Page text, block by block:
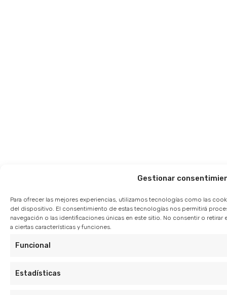
Gestionar
Para ofrecer las mejores experiencias, utilizamos tecnologías como las
del dispositivo. El consentimiento de estas tecnologías nos permitirá
navegación o las identificaciones únicas en este sitio. No consentir o
a ciertas características y funciones.
Funcional
Estadísticas